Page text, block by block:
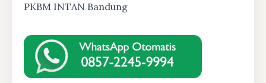
PKBM INTAN Bandung